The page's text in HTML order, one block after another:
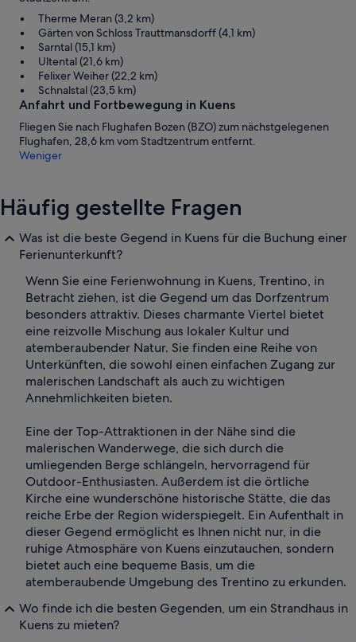
Therme Meran (3,2 km)
Gärten von Schloss Trauttmansdorff (4,1 km)
Sarntal (15,1 km)
Ultental (21,6 km)
Felixer Weiher (22,2 km)
Schnalstal (23,5 km)
Anfahrt und Fortbewegung in Kuens
Fliegen Sie nach Flughafen Bozen (BZO) zum nächstgelegenen
Flughafen, 28,6 km vom Stadtzentrum entfernt.
Weniger
Häufig gestellte Fragen
Was ist die beste Gegend in Kuens für die Buchung einer
Ferienunterkunft?
Wenn Sie eine Ferienwohnung in Kuens, Trentino, in
Betracht ziehen, ist die Gegend um das Dorfzentrum
besonders attraktiv. Dieses charmante Viertel bietet
eine reizvolle Mischung aus lokaler Kultur und
atemberaubender Natur. Sie finden eine Reihe von
Unterkünften, die sowohl einen einfachen Zugang zur
malerischen Landschaft als auch zu wichtigen
Annehmlichkeiten bieten.
Eine der Top-Attraktionen in der Nähe sind die
malerischen Wanderwege, die sich durch die
umliegenden Berge schlängeln, hervorragend für
Outdoor-Enthusiasten. Außerdem ist die örtliche
Kirche eine wunderschöne historische Stätte, die das
reiche Erbe der Region widerspiegelt. Ein Aufenthalt in
dieser Gegend ermöglicht es Ihnen nicht nur, in die
ruhige Atmosphäre von Kuens einzutauchen, sondern
bietet auch eine bequeme Basis, um die
atemberaubende Umgebung des Trentino zu erkunden.
Wo finde ich die besten Gegenden, um ein Strandhaus in
Kuens zu mieten?